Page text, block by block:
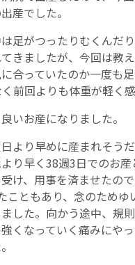
産でした。
足がつったりむくんだ
きましたが、今回は教
合っていたのか一度も足
前回よりも体重が軽く感
いお産になりました。
より早めに産まれそう
り早く38週3日でのお
け、用事を済ませたの
こともあり、念のためゆ
した。向かう途中、規
くなっていく痛みにや
母乳育児
予防接種
その他の診療内容
まいで当院での出産を
医師プロフィール